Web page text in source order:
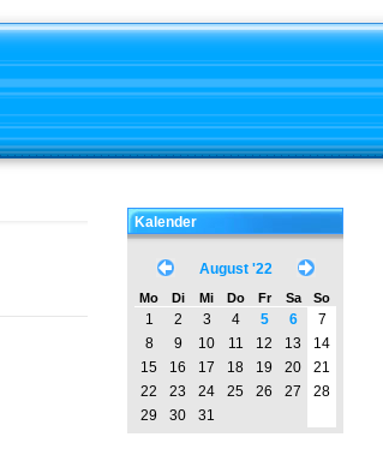
Kalender
August '22
Mo Di Mi Do Fr Sa So
1 2 3 4 5 6
7
8
9 10 11 12 13
14
15
16 17 18 19 20
21
22
23 24 25 26 27
28
29
30 31